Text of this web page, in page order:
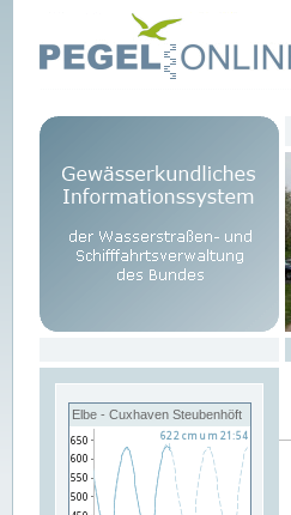
Elbe - Cuxhaven Steubenhöft